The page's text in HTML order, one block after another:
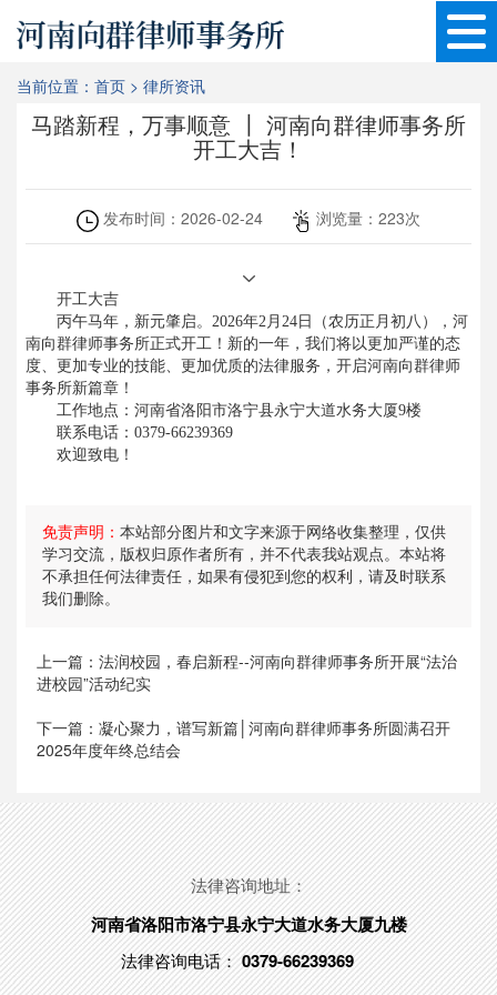
当前位置： 首页 > 律所资讯
马踏新程，万事顺意 ┃ 河南向群律师事务所
开工大吉！
发布时间： 2026-02-24 浏览量： 223次
开工大吉
丙午马年，新元肇启。2026年2月24日（农历正月初八），河
南向群律师事务所正式开工！新的一年，我们将以更加严谨的态
度、更加专业的技能、更加优质的法律服务，开启河南向群律师
事务所新篇章！
工作地点：河南省洛阳市洛宁县永宁大道水务大厦9楼
联系电话：0379-66239369
欢迎致电！
免责声明：本站部分图片和文字来源于网络收集整理，仅供
学习交流，版权归原作者所有，并不代表我站观点。本站将
不承担任何法律责任，如果有侵犯到您的权利，请及时联系
我们删除。
上一篇：法润校园，春启新程--河南向群律师事务所开展“法治
进校园”活动纪实
下一篇：凝心聚力，谱写新篇│河南向群律师事务所圆满召开
2025年度年终总结会
法律咨询地址：
河南省洛阳市洛宁县永宁大道水务大厦九楼
法律咨询电话：0379-66239369